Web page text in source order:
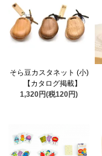
そら豆カスタネット (小)
【カタログ掲載】
1,320円(税120円)